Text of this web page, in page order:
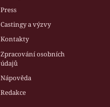
Press
Castingy a výzvy
Kontakty
Zpracování osobních
údajů
Nápověda
Redakce